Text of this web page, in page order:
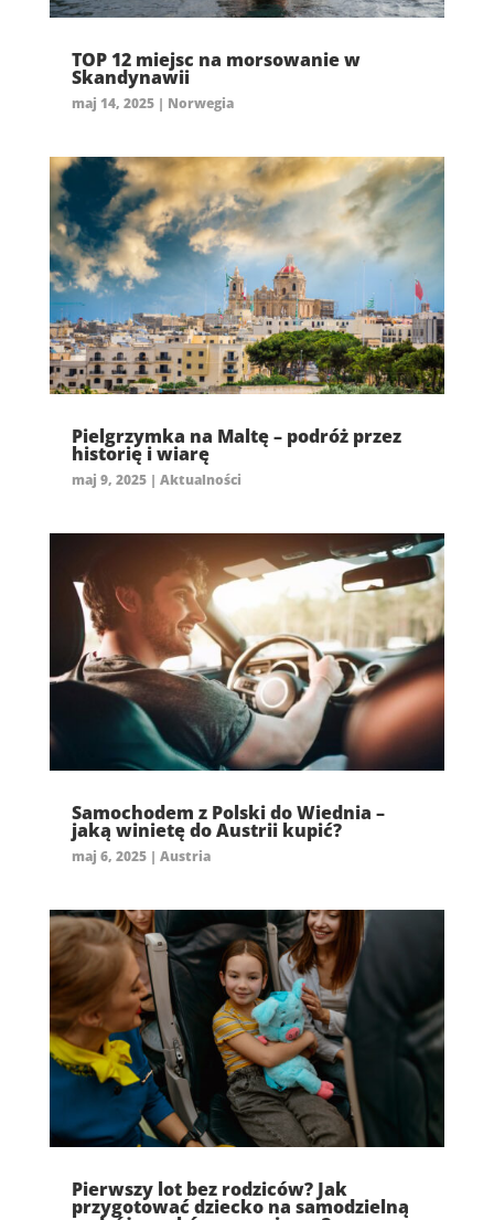
TOP 12 miejsc na morsowanie w
Skandynawii
maj 14, 2025| Norwegia
Pielgrzymka na Maltę – podróż przez
historię i wiarę
maj 9, 2025| Aktualności
Samochodem z Polski do Wiednia –
jaką winietę do Austrii kupić?
maj 6, 2025| Austria
Pierwszy lot bez rodziców? Jak
przygotować dziecko na samodzielną